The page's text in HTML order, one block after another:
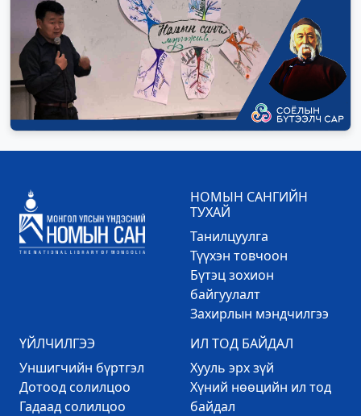
НОМЫН САНГИЙН
ТУХАЙ
Танилцуулга
Түүхэн товчоон
Бүтэц зохион
байгуулалт
Захирлын мэндчилгээ
ҮЙЛЧИЛГЭЭ
Уншигчийн бүртгэл
Дотоод солилцоо
Гадаад солилцоо
ИЛ ТОД БАЙДАЛ
Хууль эрх зүй
Хүний нөөцийн ил тод
байдал